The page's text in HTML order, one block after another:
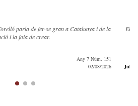
parla de fer-se gran a Catalunya i de la
i la joia de crear.
Any 7 Núm. 151
02/08/2026
El
Júlia